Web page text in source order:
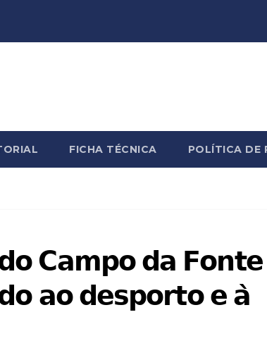
FICHA TÉCNICA POLÍTICA DE
𝗖𝗮𝗺𝗽𝗼 𝗱𝗮 𝗙𝗼𝗻𝘁𝗲
𝗮𝗼 𝗱𝗲𝘀𝗽𝗼𝗿𝘁𝗼 𝗲 𝗮̀